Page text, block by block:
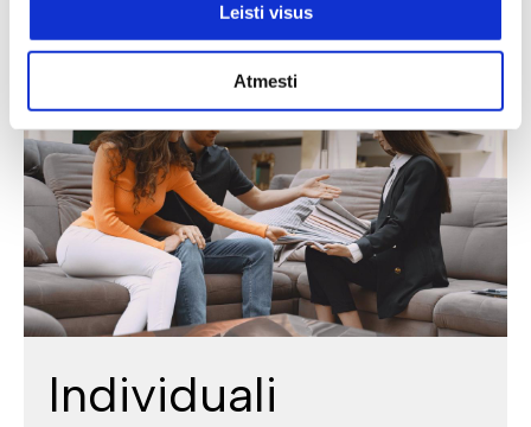
Leisti visus
Atmesti
Individuali